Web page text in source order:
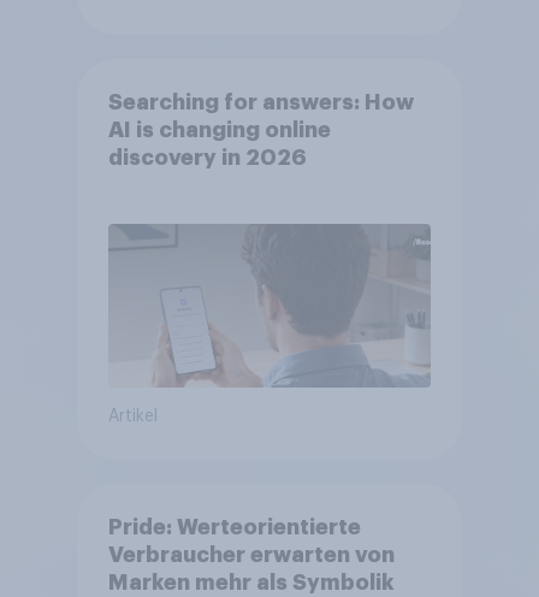
Searching for answers: How
AI is changing online
discovery in 2026
Artikel
Pride: Werteorientierte
Verbraucher erwarten von
Marken mehr als Symbolik